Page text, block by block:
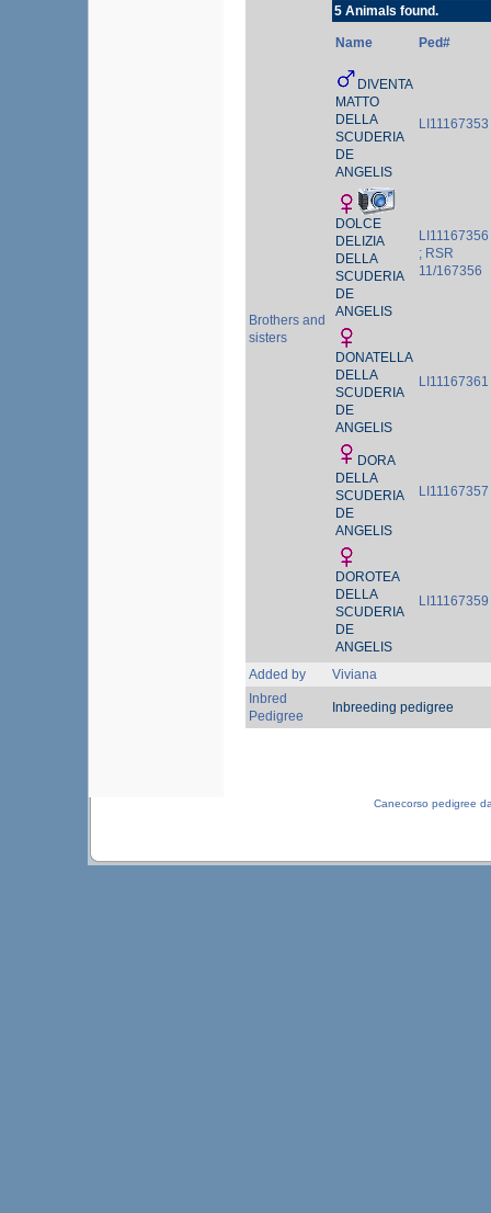
Brothers and
sisters
5 Animals found.
Name Ped#
DIVENTA
MATTO
DELLA
SCUDERIA
DE
ANGELIS
LI11167353
DOLCE
DELIZIA
DELLA
SCUDERIA
DE
ANGELIS
LI11167356
; RSR
11/167356
DONATELLA
DELLA
SCUDERIA
DE
ANGELIS
LI11167361
DORA
DELLA
SCUDERIA
DE
ANGELIS
LI11167357
DOROTEA
DELLA
SCUDERIA
DE
ANGELIS
LI11167359
Added by
Viviana
Inbred
Pedigree
Inbreeding pedigree
Canecorso pedigree